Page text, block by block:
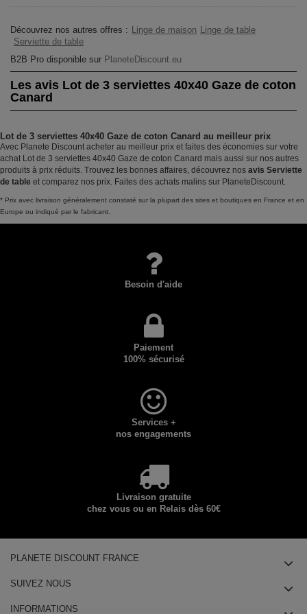
Découvrez nos autres offres : Linge de maison Linge de table
Serviette de table
B2B Pro disponible sur PlaneteDiscount.eu
Les avis Lot de 3 serviettes 40x40 Gaze de coton
Canard
Lot de 3 serviettes 40x40 Gaze de coton Canard au meilleur prix
Avec Planete Discount acheter au meilleur prix et faites des économies sur votre
achat Lot de 3 serviettes 40x40 Gaze de coton Canard mais aussi sur nos autres
produits à prix réduits. Trouvez les bonnes affaires, découvrez nos avis Serviette
de table et comparez nos prix. Faites des achats malins sur PlaneteDiscount.
* Prix avec livraison généralement constaté sur la plupart des sites et boutiques en France et en
Europe ou indiqué par le fabricant.
Besoin d'aide
Paiement
100% sécurisé
Services +
nos engagements
Livraison gratuite
chez vous ou en Relais dès 60€
PLANETE DISCOUNT FRANCE
SUIVEZ NOUS
INFORMATIONS